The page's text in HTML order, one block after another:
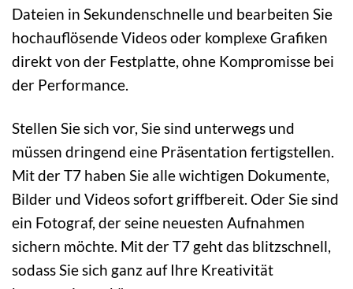
Dateien in Sekundenschnelle und bearbeiten Sie
hochauflösende Videos oder komplexe Grafiken
direkt von der Festplatte, ohne Kompromisse bei
der Performance.
Stellen Sie sich vor, Sie sind unterwegs und
müssen dringend eine Präsentation fertigstellen.
Mit der T7 haben Sie alle wichtigen Dokumente,
Bilder und Videos sofort griffbereit. Oder Sie sind
ein Fotograf, der seine neuesten Aufnahmen
sichern möchte. Mit der T7 geht das blitzschnell,
sodass Sie sich ganz auf Ihre Kreativität